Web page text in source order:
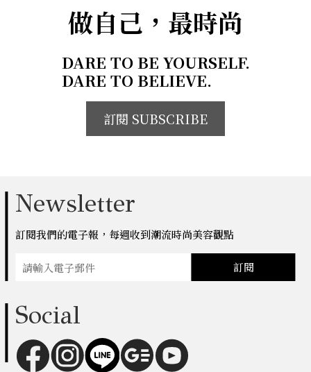
做自己，最時尚
DARE TO BE YOURSELF.
DARE TO BELIEVE.
訂閱 SUBSCRIBE
Newsletter
訂閱我們的電子報，每週收到潮流時尚美容觀點
訂閱
Social